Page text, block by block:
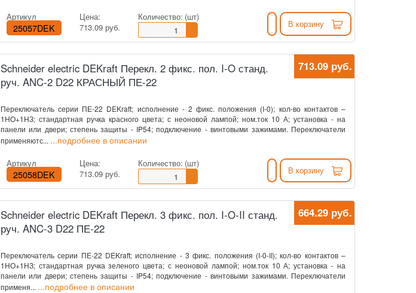
Артикул
25057DEK
Цена:
713.09 руб.
Количество: (шт)
В корзину
713.09 руб.
Schneider electric DEKraft Перекл. 2 фикс. пол. I-O станд.
руч. ANC-2 D22 КРАСНЫЙ ПЕ-22
Переключатель серии ПЕ-22 DEKraft; исполнение - 2 фикс. положения (I-0); кол-во контактов –
1НО+1НЗ; стандартная ручка красного цвета; с неоновой лампой; ном.ток 10 А; установка - на
панели или двери; степень защиты - IP54; подключение - винтовыми зажимами. Переключатели
применяютс... ...подробнее в описании
Артикул
25058DEK
Цена:
713.09 руб.
Количество: (шт)
В корзину
664.29 руб.
Schneider electric DEKraft Перекл. 3 фикс. пол. I-O-II станд.
руч. ANC-3 D22 ПЕ-22
Переключатель серии ПЕ-22 DEKraft; исполнение - 3 фикс. положения (I-0-II); кол-во контактов –
1НО+1НЗ; стандартная ручка зеленого цвета; с неоновой лампой; ном.ток 10 А; установка - на
панели или двери; степень защиты - IP54; подключение - винтовыми зажимами. Переключатели
применя... ...подробнее в описании